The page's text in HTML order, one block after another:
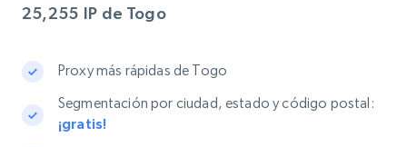
25,255 IP de Togo
Proxy más rápidas de Togo
Segmentación por ciudad, estado y código postal:
¡gratis!